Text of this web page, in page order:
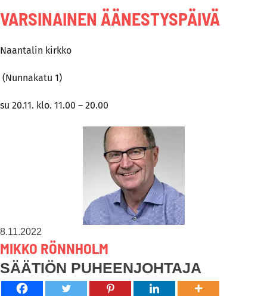
VARSINAINEN ÄÄNESTYSPÄIVÄ
Naantalin kirkko
(Nunnakatu 1)
su 20.11. klo. 11.00 – 20.00
8.11.2022
MIKKO RÖNNHOLM
SÄÄTIÖN PUHEENJOHTAJA